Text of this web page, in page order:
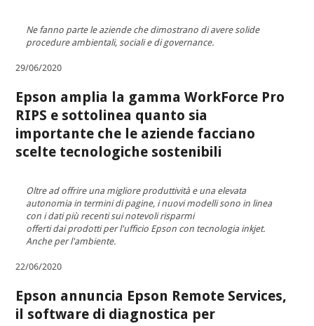
Ne fanno parte le aziende che dimostrano di avere solide
procedure ambientali, sociali e di governance.
29/06/2020
Epson amplia la gamma WorkForce Pro
RIPS e sottolinea quanto sia
importante che le aziende facciano
scelte tecnologiche sostenibili
Oltre ad offrire una migliore produttività e una elevata
autonomia in termini di pagine, i nuovi modelli sono in linea
con i dati più recenti sui notevoli risparmi
offerti dai prodotti per l'ufficio Epson con tecnologia inkjet.
Anche per l'ambiente.
22/06/2020
Epson annuncia Epson Remote Services,
il software di diagnostica per